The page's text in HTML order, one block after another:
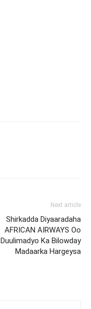
Next article
Shirkadda Diyaaradaha
AFRICAN AIRWAYS Oo
Duulimadyo Ka Bilowday
Madaarka Hargeysa